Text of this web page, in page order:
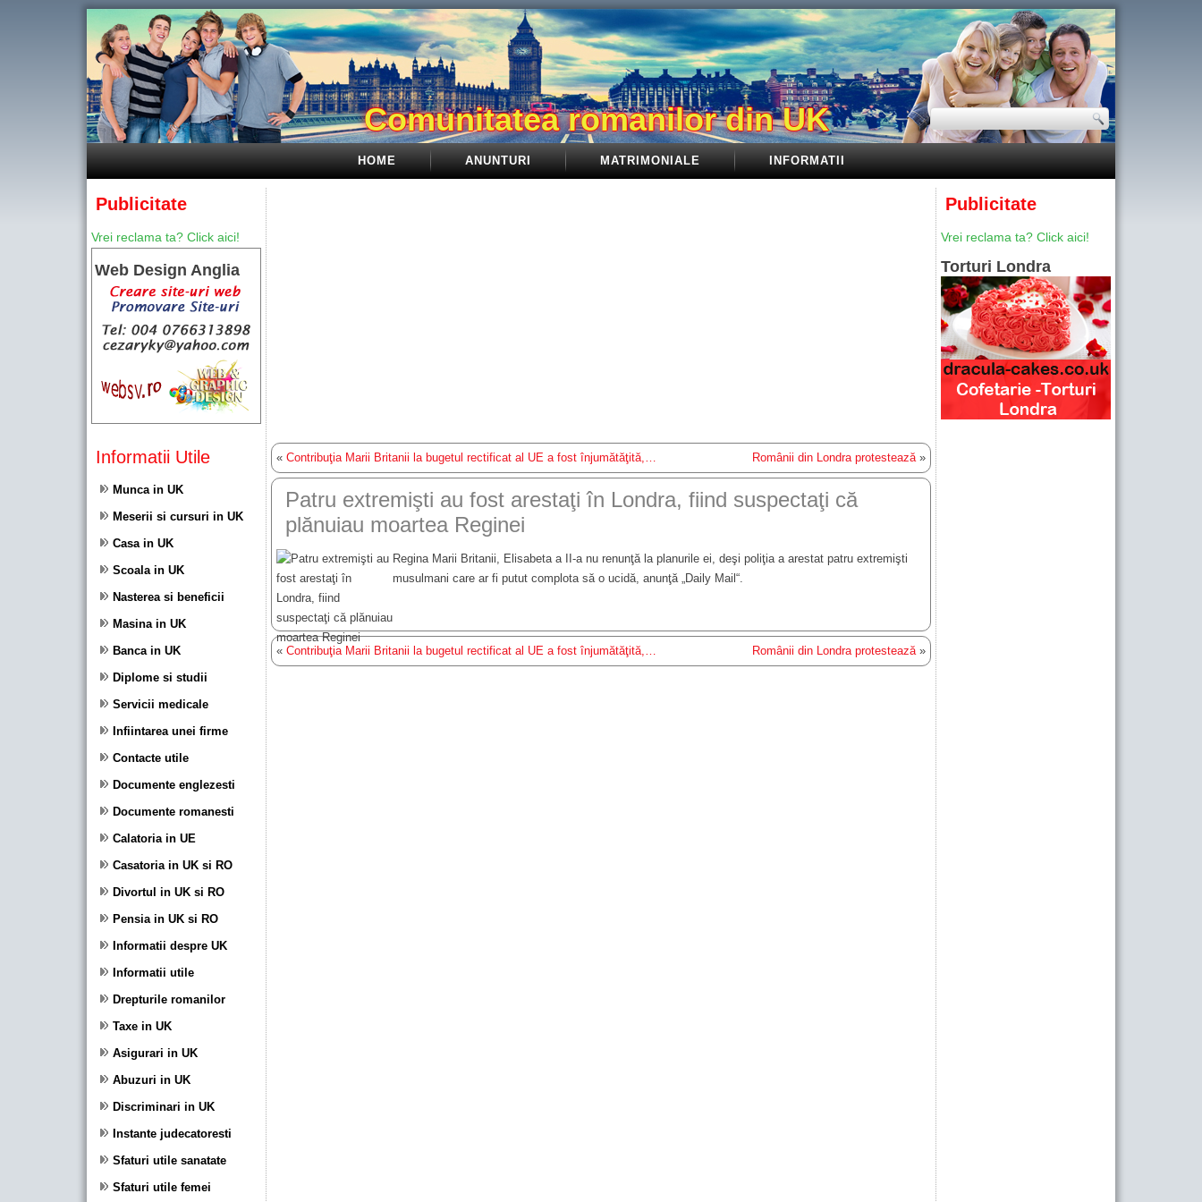
Comunitatea romanilor din UK
HOME ANUNTURI MATRIMONIALE INFORMATII
Publicitate
Vrei reclama ta? Click aici!
Web Design Anglia
Informatii Utile
Munca in UK
Meserii si cursuri in UK
Casa in UK
Scoala in UK
Nasterea si beneficii
Masina in UK
Banca in UK
Diplome si studii
Servicii medicale
Infiintarea unei firme
Contacte utile
Documente englezesti
Documente romanesti
Calatoria in UE
Casatoria in UK si RO
Divortul in UK si RO
Pensia in UK si RO
Informatii despre UK
Informatii utile
Drepturile romanilor
Taxe in UK
Asigurari in UK
Abuzuri in UK
Discriminari in UK
Instante judecatoresti
Sfaturi utile sanatate
Sfaturi utile femei
« Contribuţia Marii Britanii la bugetul rectificat al UE a fost înjumătăţită,… Românii din Londra protestează»
Patru extremişti au fost arestaţi în Londra, fiind suspectaţi că
plănuiau moartea Reginei
Regina Marii Britanii, Elisabeta a II-a nu renunţă la planurile ei, deşi poliţia a arestat patru extremişti
musulmani care ar fi putut complota să o ucidă, anunţă „Daily Mail“.
« Contribuţia Marii Britanii la bugetul rectificat al UE a fost înjumătăţită,… Românii din Londra protestează»
Publicitate
Vrei reclama ta? Click aici!
Torturi Londra